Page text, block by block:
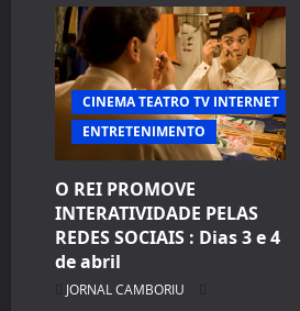
José
estreia
em
programa
da
Band
CINEMA TEATRO TV INTERNET
ENTRETENIMENTO
O REI PROMOVE
INTERATIVIDADE PELAS
REDES SOCIAIS : Dias 3 e 4
de abril
JORNAL CAMBORIU